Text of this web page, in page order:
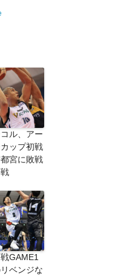
ル、アー
カップ初戦
宮に敗戦
GAME1
ベンジな